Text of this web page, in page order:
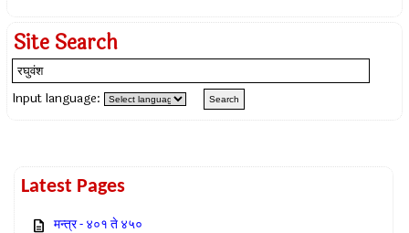
Site Search
Input language:
Latest Pages
मन्त्र - ४०१ ते ४५०